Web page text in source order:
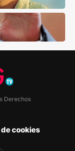
Derechos
cookies